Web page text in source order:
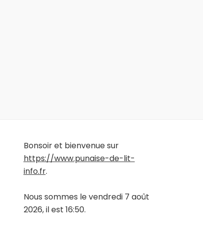
Bonsoir et bienvenue sur
https://www.punaise-de-lit-
info.fr.
Nous sommes le vendredi 7 août
2026, il est 16:50.